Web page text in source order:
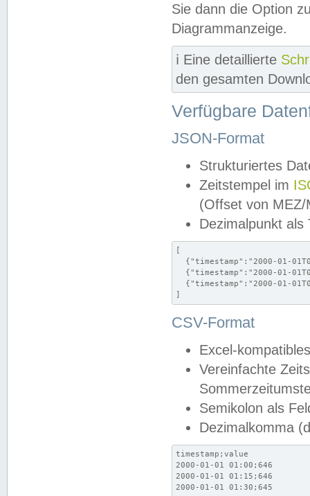
Sie dann die Option
Diagrammanzeige.
ℹ️ Eine detaillierte
den gesamten
Verfügbare
JSON-Format
Strukturiertes
Zeitstempel im
(Offset von MEZ/
Dezimalpunkt als
[
{"timestamp":"2000-01-
{"timestamp":"2000-01-
{"timestamp":"2000-01-
]
CSV-Format
Excel-
Vereinfachte
Semikolon als
Dezimalkomma
timestamp;value
2000-01-01 01:00;646
2000-01-01 01:15;646
2000-01-01 01:30;645